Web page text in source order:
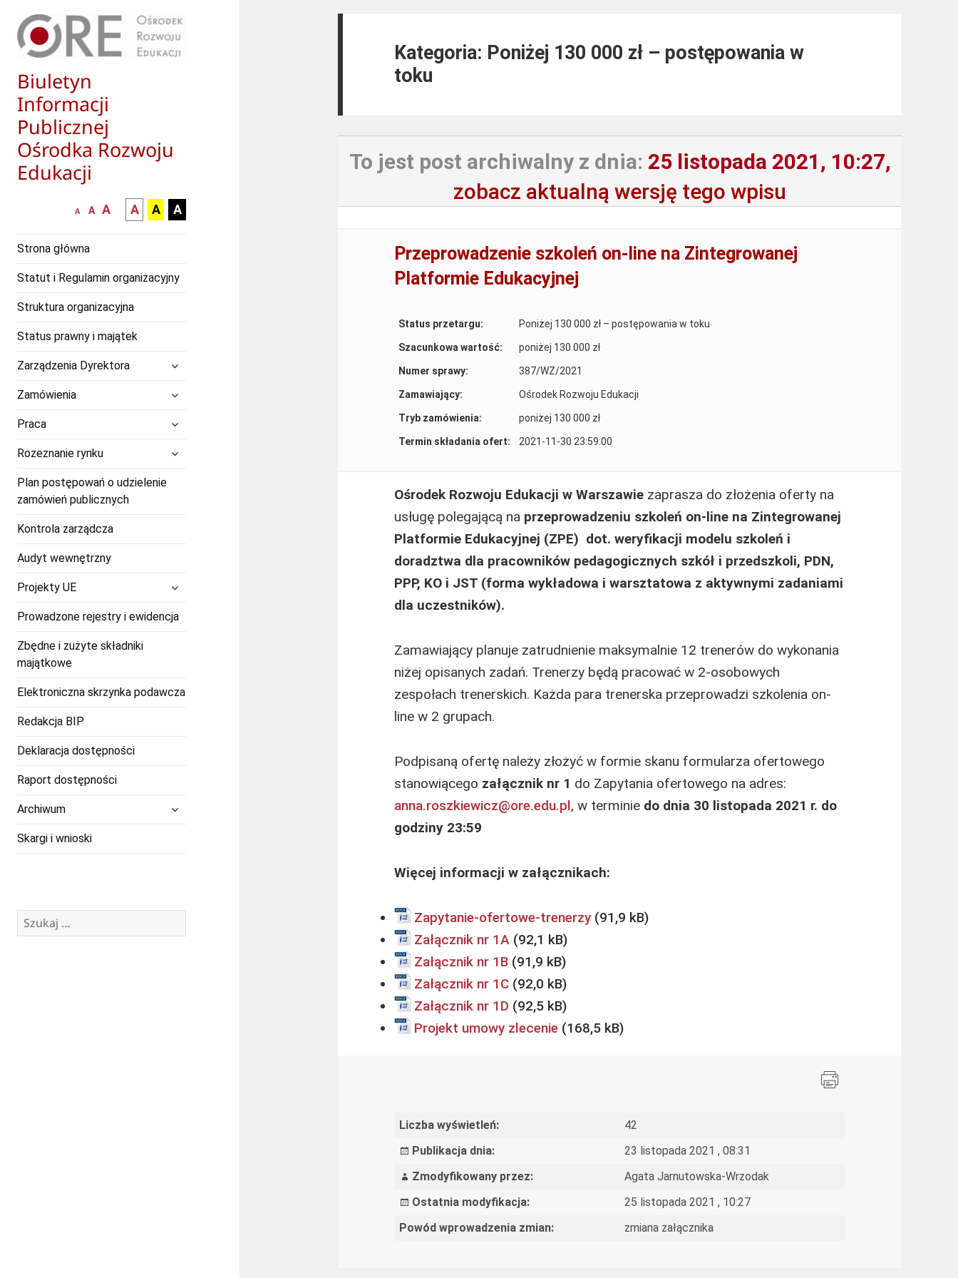
Biuletyn
Informacji
Publicznej
Ośrodka Rozwoju
Edukacji
mniejsza
A
normalna
A
większa-
czcionka
A
kontrast
czarny
białym
A
kontrast
czarny
zółtym
A
kontrast
żółty
A
Strona główna
Statut i Regulamin organizacyjny
Struktura organizacyjna
Status prawny i majątek
Zarządzenia Dyrektora
rozwiń
menu
Zamówienia
Praca
Rozeznanie rynkurozwiń
menu
potomne
Plan postępowań o udzielenie
zamówień publicznych
Kontrola zarządcza
Audyt wewnętrzny
Projekty UE
potomne
Prowadzone rejestry i ewidencja
Zbędne i zużyte składniki
majątkowe
Elektroniczna skrzynka podawcza
Redakcja BIP
Deklaracja dostępności
Raport dostępności
Archiwum
Skargi i wnioski
Szukaj:
Kategoria: Poniżej 130 000 zł – postępowania w
toku
To jest post archiwalny z dnia: 25 listopada 2021, 10:27,
zobacz aktualną wersję tego wpisu
Przeprowadzenie szkoleń on-line na Zintegrowanej
Platformie Edukacyjnej
Status przetargu: Poniżej 130 000 zł – postępowania w toku
Szacunkowa wartość: poniżej 130 000 zł
Numer sprawy: 387/WZ/2021
Zamawiający: Ośrodek Rozwoju Edukacji
Tryb zamówienia: poniżej 130 000 zł
Termin składania ofert: 2021-11-30 23:59:00
Ośrodek Rozwoju Edukacji w Warszawie zaprasza do złożenia oferty na
usługę polegającą na przeprowadzeniu szkoleń on-line na Zintegrowanej
Platformie Edukacyjnej (ZPE) dot. weryfikacji modelu szkoleń i
doradztwa dla pracowników pedagogicznych szkół i przedszkoli, PDN,
PPP, KO i JST (forma wykładowa i warsztatowa z aktywnymi zadaniami
dla uczestników).
Zamawiający planuje zatrudnienie maksymalnie 12 trenerów do wykonania
niżej opisanych zadań. Trenerzy będą pracować w 2-osobowych
zespołach trenerskich. Każda para trenerska przeprowadzi szkolenia on-
line w 2 grupach.
Podpisaną ofertę należy złożyć w formie skanu formularza ofertowego
stanowiącego załącznik nr 1 do Zapytania ofertowego na adres:
anna.roszkiewicz@ore.edu.pl, w terminie do dnia 30 listopada 2021 r. do
godziny 23:59
Więcej informacji w załącznikach:
Zapytanie-ofertowe-trenerzy
Załącznik nr 1A
Załącznik nr 1B
Załącznik nr 1C
Załącznik nr 1D
Projekt umowy zlecenie
Liczba wyświetleń:
42
Publikacja dnia:
23 listopada 2021 , 08:31
Zmodyfikowany przez:
Agata Jarnutowska-Wrzodak
Ostatnia modyfikacja:
25 listopada 2021 , 10:27
Powód wprowadzenia zmian:
zmiana załącznika